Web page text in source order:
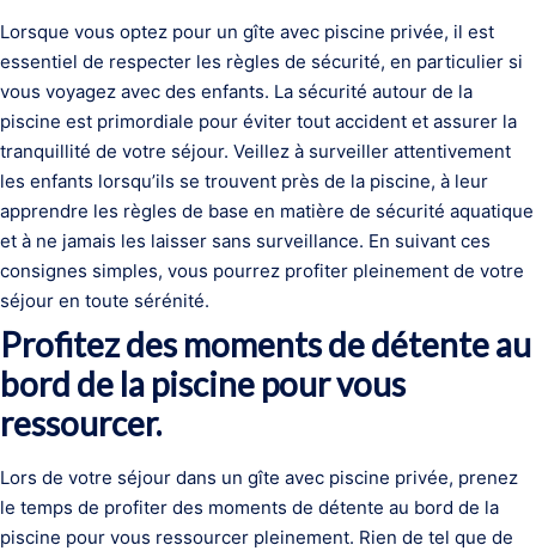
Lorsque vous optez pour un gîte avec piscine privée, il est
essentiel de respecter les règles de sécurité, en particulier si
vous voyagez avec des enfants. La sécurité autour de la
piscine est primordiale pour éviter tout accident et assurer la
tranquillité de votre séjour. Veillez à surveiller attentivement
les enfants lorsqu’ils se trouvent près de la piscine, à leur
apprendre les règles de base en matière de sécurité aquatique
et à ne jamais les laisser sans surveillance. En suivant ces
consignes simples, vous pourrez profiter pleinement de votre
séjour en toute sérénité.
Profitez des moments de détente au
bord de la piscine pour vous
ressourcer.
Lors de votre séjour dans un gîte avec piscine privée, prenez
le temps de profiter des moments de détente au bord de la
piscine pour vous ressourcer pleinement. Rien de tel que de